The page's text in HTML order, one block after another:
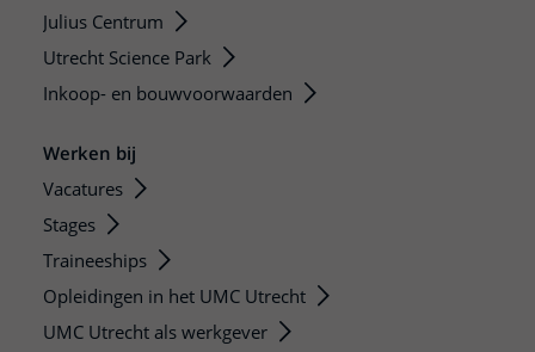
Julius Centrum
Utrecht Science Park
Inkoop- en bouwvoorwaarden
Werken bij
Vacatures
Stages
Traineeships
Opleidingen in het UMC Utrecht
UMC Utrecht als werkgever